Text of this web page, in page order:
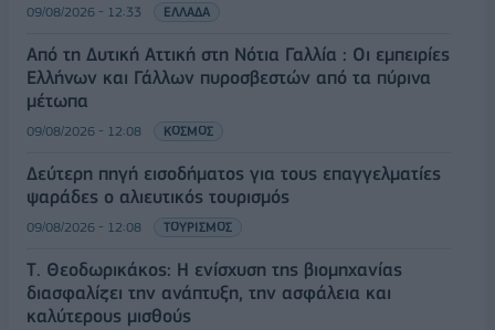
09/08/2026 - 12:33 ΕΛΛΑΔΑ
Από τη Δυτική Αττική στη Νότια Γαλλία : Οι εμπειρίες
Ελλήνων και Γάλλων πυροσβεστών από τα πύρινα
μέτωπα
09/08/2026 - 12:08 ΚΟΣΜΟΣ
Δεύτερη πηγή εισοδήματος για τους επαγγελματίες
ψαράδες ο αλιευτικός τουρισμός
09/08/2026 - 12:08 ΤΟΥΡΙΣΜΟΣ
Τ. Θεοδωρικάκος: Η ενίσχυση της βιομηχανίας
διασφαλίζει την ανάπτυξη, την ασφάλεια και
καλύτερους μισθούς